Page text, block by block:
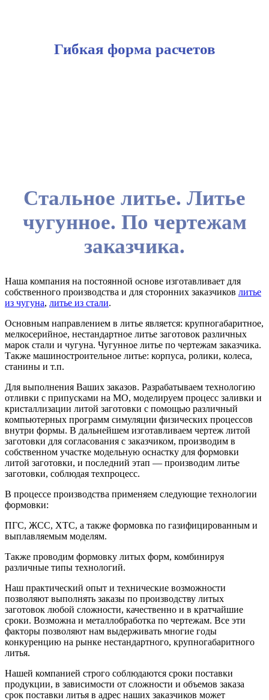
Гибкая форма расчетов
Стальное литье. Литье
чугунное. По чертежам
заказчика.
Наша компания на постоянной основе изготавливает для
собственного производства и для сторонних заказчиков литье
из чугуна, литье из стали.
Основным направлением в литье является: крупногабаритное,
мелкосерийное, нестандартное литье заготовок различных
марок стали и чугуна. Чугунное литье по чертежам заказчика.
Также машиностроительное литье: корпуса, ролики, колеса,
станины и т.п.
Для выполнения Ваших заказов. Разрабатываем технологию
отливки с припусками на МО, моделируем процесс заливки и
кристаллизации литой заготовки с помощью различный
компьютерных программ симуляции физических процессов
внутри формы. В дальнейшем изготавливаем чертеж литой
заготовки для согласования с заказчиком, производим в
собственном участке модельную оснастку для формовки
литой заготовки, и последний этап — производим литье
заготовки, соблюдая техпроцесс.
В процессе производства применяем следующие технологии
формовки:
ПГС, ЖСС, ХТС, а также формовка по газифицированным и
выплавляемым моделям.
Также проводим формовку литых форм, комбинируя
различные типы технологий.
Наш практический опыт и технические возможности
позволяют выполнять заказы по производству литых
заготовок любой сложности, качественно и в кратчайшие
сроки. Возможна и металлобработка по чертежам. Все эти
факторы позволяют нам выдерживать многие годы
конкуренцию на рынке нестандартного, крупногабаритного
литья.
Нашей компанией строго соблюдаются сроки поставки
продукции, в зависимости от сложности и объемов заказа
срок поставки литья в адрес наших заказчиков может